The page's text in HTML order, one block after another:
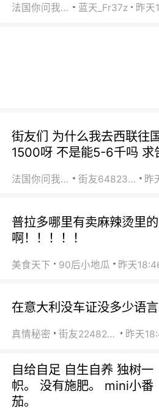
法国你问我答 蓝天_Fr37z 昨天
街友们 为什么我去西联往
1500呀 不是能5-6千吗 求
法国你问我答 街友64823891 昨
普拉多哪里有卖麻辣烫里
啊！！！！！
美食天下 90后小地瓜 昨天
在意大利没车证没多少语
真情秘密 街友22482465 昨天
自给自足 自生自养 独树一
帜。 没有施肥。 mini小番
茄。